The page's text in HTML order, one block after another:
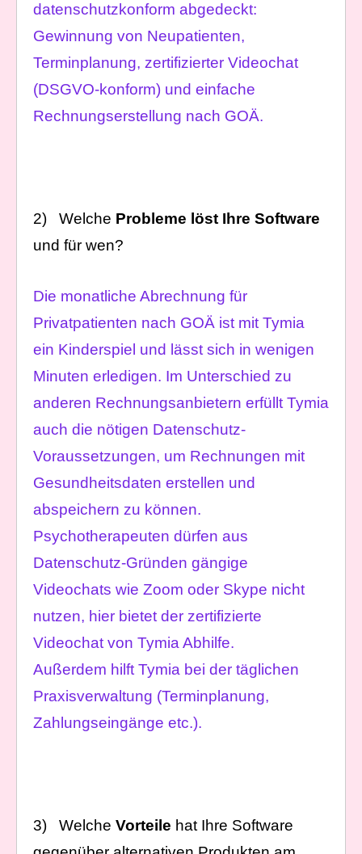
datenschutzkonform abgedeckt:
Gewinnung von Neupatienten,
Terminplanung, zertifizierter Videochat
(DSGVO-konform) und einfache
Rechnungserstellung nach GOÄ.
2) Welche Probleme löst Ihre Software
und für wen?
Die monatliche Abrechnung für
Privatpatienten nach GOÄ ist mit Tymia
ein Kinderspiel und lässt sich in wenigen
Minuten erledigen. Im Unterschied zu
anderen Rechnungsanbietern erfüllt Tymia
auch die nötigen Datenschutz-
Voraussetzungen, um Rechnungen mit
Gesundheitsdaten erstellen und
abspeichern zu können.
Psychotherapeuten dürfen aus
Datenschutz-Gründen gängige
Videochats wie Zoom oder Skype nicht
nutzen, hier bietet der zertifizierte
Videochat von Tymia Abhilfe.
Außerdem hilft Tymia bei der täglichen
Praxisverwaltung (Terminplanung,
Zahlungseingänge etc.).
3) Welche Vorteile hat Ihre Software